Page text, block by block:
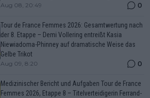
Aug 08, 20:49 0
Tour de France Femmes 2026: Gesamtwertung nach
der 8. Etappe – Demi Vollering entreißt Kasia
Niewiadoma-Phinney auf dramatische Weise das
Gelbe Trikot
Aug 09, 8:20 0
Medizinischer Bericht und Aufgaben Tour de France
Femmes 2026, Etappe 8 – Titelverteidigerin Ferrand-